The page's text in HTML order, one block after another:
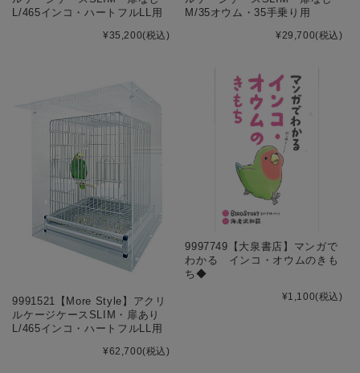
L/465インコ・ハートフルLL用
¥35,200(税込)
M/35オウム・35手乗り用
¥29,700(税込)
9991521【More Style】アクリ
ルケージケースSLIM・扉あり
L/465インコ・ハートフルLL用
¥62,700(税込)
9997749【大泉書店】マンガで
わかる インコ・オウムのきも
ち◆
¥1,100(税込)